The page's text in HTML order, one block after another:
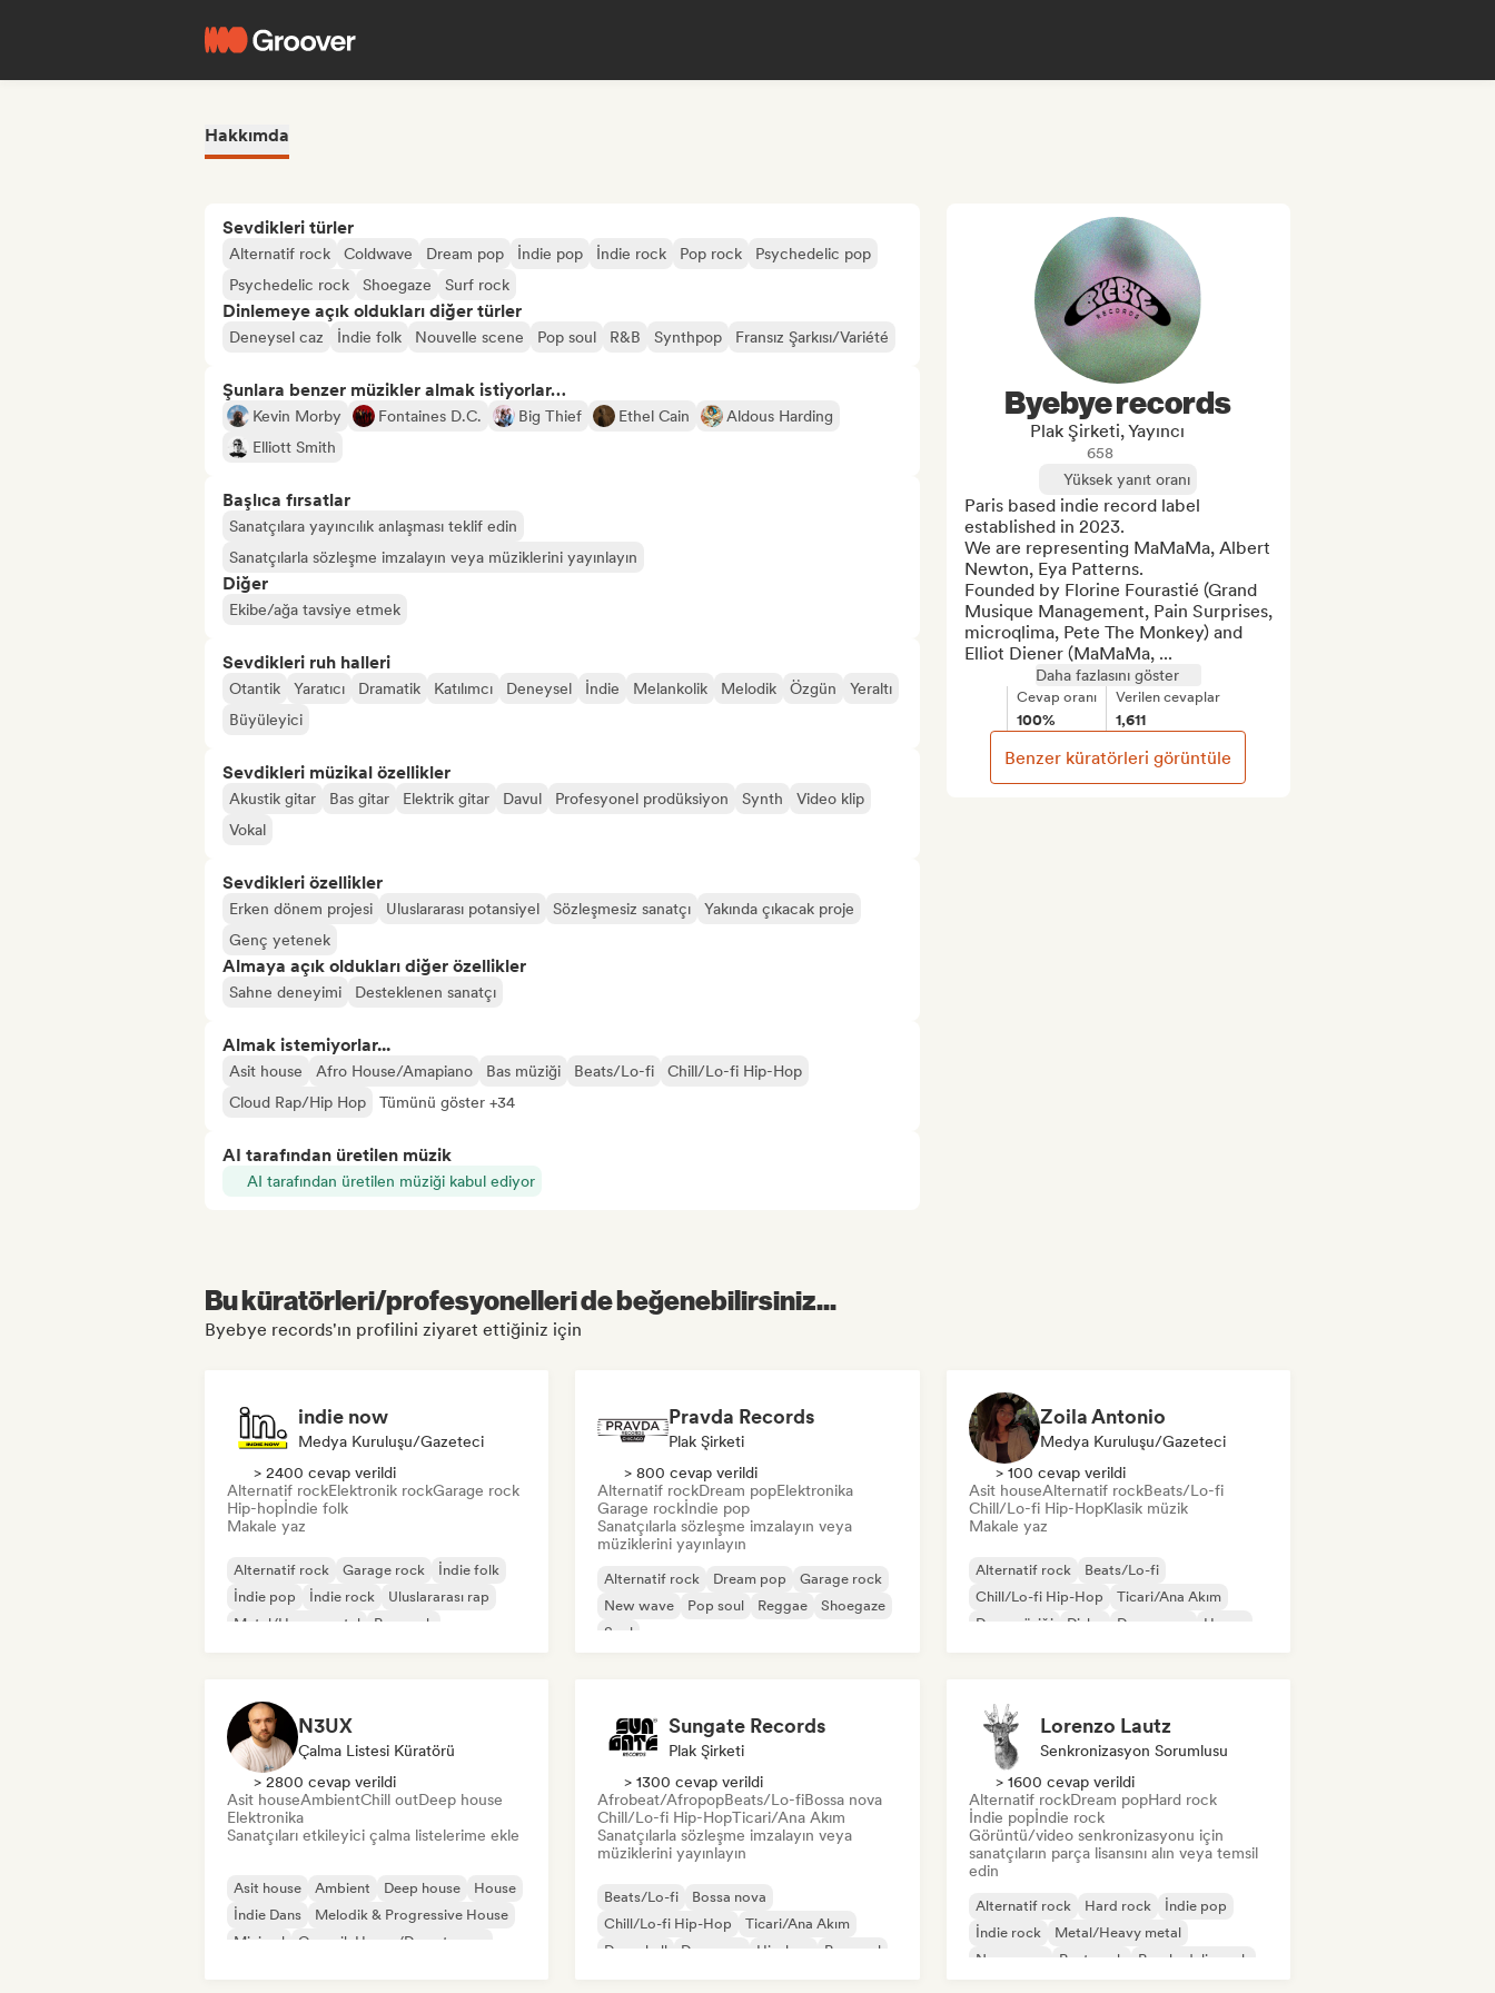
Hakkımda
Sevdikleri türler
Alternatif rock Coldwave Dream pop İndie pop İndie rock Pop rock
Psychedelic pop
Psychedelic rock
Shoegaze Surf rock
Dinlemeye açık oldukları diğer türler
Deneysel caz İndie folk Nouvelle scene Pop soul R&B Synthpop Fransız Şarkısı/Variété
Şunlara benzer müzikler almak istiyorlar…
Kevin Morby Fontaines D.C. Big Thief Ethel Cain
Aldous Harding
Elliott Smith
Başlıca fırsatlar
Sanatçılara yayıncılık anlaşması teklif edin
Sanatçılarla sözleşme imzalayın veya müziklerini yayınlayın
Diğer
Ekibe/ağa tavsiye etmek
Sevdikleri ruh halleri
Otantik Yaratıcı Dramatik Katılımcı Deneysel İndie Melankolik Melodik Özgün
Yeraltı
Büyüleyici
Sevdikleri müzikal özellikler
Akustik gitar Bas gitar Elektrik gitar Davul Profesyonel prodüksiyon Synth
Video klip
Vokal
Sevdikleri özellikler
Erken dönem projesi Uluslararası potansiyel Sözleşmesiz sanatçı
Yakında çıkacak proje
Genç yetenek
Almaya açık oldukları diğer özellikler
Sahne deneyimi Desteklenen sanatçı
Almak istemiyorlar...
Asit house Afro House/Amapiano Bas müziği Beats/Lo-fi
Chill/Lo-fi Hip-Hop
Cloud Rap/Hip Hop
Tümünü göster +34
AI tarafından üretilen müzik
AI tarafından üretilen müziği kabul ediyor
Byebye records
Plak Şirketi, Yayıncı
658
Yüksek yanıt oranı
Paris based indie record label
established in 2023.
We are representing MaMaMa, Albert
Newton, Eya Patterns.
Founded by Florine Fourastié (Grand
Musique Management, Pain Surprises,
microqlima, Pete The Monkey) and
Elliot Diener (MaMaMa, ...
Daha fazlasını göster
Cevap oranı
100%
Verilen cevaplar
1,611
Benzer küratörleri görüntüle
Bu küratörleri/profesyonelleri de beğenebilirsiniz...
Byebye records'ın profilini ziyaret ettiğiniz için
indie now
Medya Kuruluşu/Gazeteci
> 2400 cevap verildi
Alternatif rockElektronik rockGarage rock
Hip-hopİndie folk
Makale yaz
Alternatif rock Garage rock
İndie folk
İndie pop
İndie rock
Uluslararası rap
Metal/Heavy metal
Pop rock
Pravda Records
Plak Şirketi
> 800 cevap verildi
Alternatif rockDream popElektronika
Garage rockİndie pop
Sanatçılarla sözleşme imzalayın veya
müziklerini yayınlayın
Alternatif rock Dream pop
Garage rock
New wave
Pop soul Reggae
Shoegaze
Soul
Zoila Antonio
Medya Kuruluşu/Gazeteci
> 100 cevap verildi
Asit houseAlternatif rockBeats/Lo-fi
Chill/Lo-fi Hip-HopKlasik müzik
Makale yaz
Alternatif rock
Beats/Lo-fi
Chill/Lo-fi Hip-Hop
Ticari/Ana Akım
Dans müziği
Disko Dream pop House
N3UX
Çalma Listesi Küratörü
> 2800 cevap verildi
Asit houseAmbientChill outDeep house
Elektronika
Sanatçıları etkileyici çalma listelerime ekle
Asit house Ambient Deep house
House
İndie Dans
Melodik & Progressive House
Minimal
Organik House/Downtempo
Sungate Records
Plak Şirketi
> 1300 cevap verildi
Afrobeat/AfropopBeats/Lo-fiBossa nova
Chill/Lo-fi Hip-HopTicari/Ana Akım
Sanatçılarla sözleşme imzalayın veya
müziklerini yayınlayın
Beats/Lo-fi
Bossa nova
Chill/Lo-fi Hip-Hop
Ticari/Ana Akım
Dancehall
Dans pop Hip-hop Pop soul
Lorenzo Lautz
Senkronizasyon Sorumlusu
> 1600 cevap verildi
Alternatif rockDream popHard rock
İndie popİndie rock
Görüntü/video senkronizasyonu için
sanatçıların parça lisansını alın veya temsil
edin
Alternatif rock Hard rock
İndie pop
İndie rock
Metal/Heavy metal
New wave
Post punk Psychedelic rock